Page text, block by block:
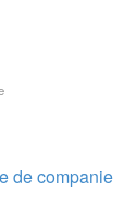
de companie